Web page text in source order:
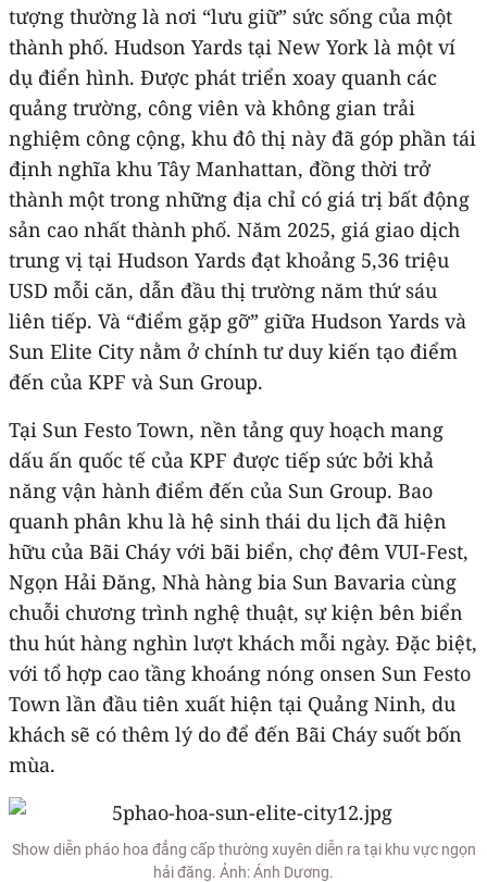
tượng thường là nơi “lưu giữ” sức sống của một
thành phố. Hudson Yards tại New York là một ví
dụ điển hình. Được phát triển xoay quanh các
quảng trường, công viên và không gian trải
nghiệm công cộng, khu đô thị này đã góp phần tái
định nghĩa khu Tây Manhattan, đồng thời trở
thành một trong những địa chỉ có giá trị bất động
sản cao nhất thành phố. Năm 2025, giá giao dịch
trung vị tại Hudson Yards đạt khoảng 5,36 triệu
USD mỗi căn, dẫn đầu thị trường năm thứ sáu
liên tiếp. Và “điểm gặp gỡ” giữa Hudson Yards và
Sun Elite City nằm ở chính tư duy kiến tạo điểm
đến của KPF và Sun Group.
Tại Sun Festo Town, nền tảng quy hoạch mang
dấu ấn quốc tế của KPF được tiếp sức bởi khả
năng vận hành điểm đến của Sun Group. Bao
quanh phân khu là hệ sinh thái du lịch đã hiện
hữu của Bãi Cháy với bãi biển, chợ đêm VUI-Fest,
Ngọn Hải Đăng, Nhà hàng bia Sun Bavaria cùng
chuỗi chương trình nghệ thuật, sự kiện bên biển
thu hút hàng nghìn lượt khách mỗi ngày. Đặc biệt,
với tổ hợp cao tầng khoáng nóng onsen Sun Festo
Town lần đầu tiên xuất hiện tại Quảng Ninh, du
khách sẽ có thêm lý do để đến Bãi Cháy suốt bốn
mùa.
Show diễn pháo hoa đẳng cấp thường xuyên diễn ra tại khu vực ngọn
hải đăng. Ảnh: Ánh Dương.